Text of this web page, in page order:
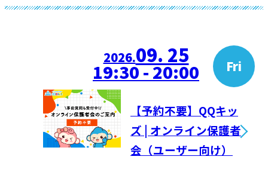
2026.09. 25 Fri
19:30 - 20:00
【予約不要】QQキッ
ズ | オンライン保護者
会（ユーザー向け）